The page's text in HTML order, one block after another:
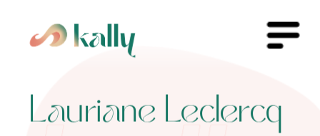
Lauriane Leclercq